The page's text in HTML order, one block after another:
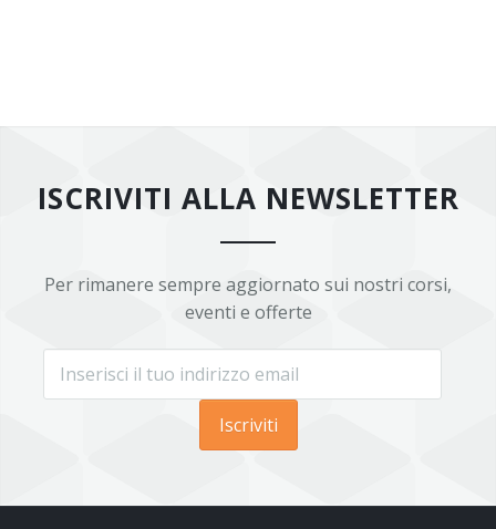
ISCRIVITI ALLA NEWSLETTER
Per rimanere sempre aggiornato sui nostri corsi,
eventi e offerte
Iscriviti